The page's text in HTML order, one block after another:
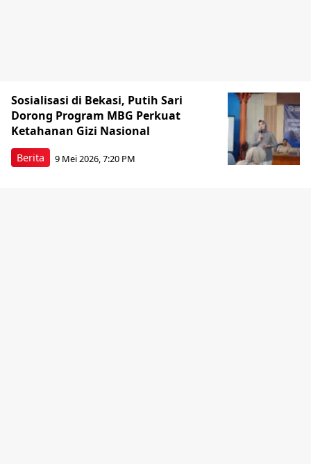
Berita
Sosialisasi di Bekasi, Putih Sari
Dorong Program MBG Perkuat
Ketahanan Gizi Nasional
9 Mei 2026, 7:20 PM